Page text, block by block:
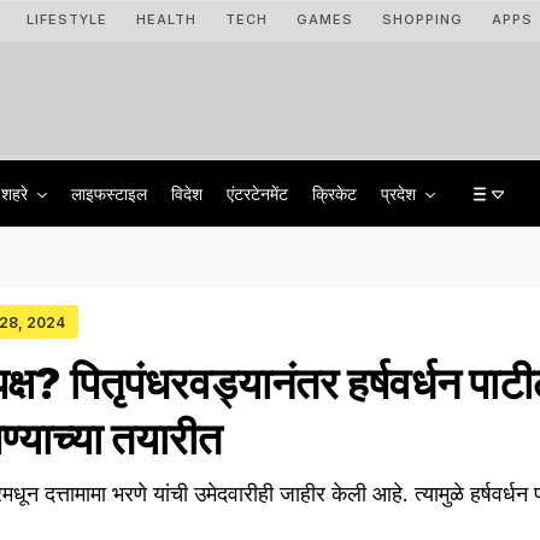
LIFESTYLE HEALTH TECH GAMES SHOPPING APPS
शहरे लाइफस्टाइल विदेश एंटरटेनमेंट क्रिकेट प्रदेश
2024
पितृपंधरवड्यानंतर हर्षवर्धन
तयारीत
दत्तामामा भरणे यांची उमेदवारीही जाहीर केली आहे. त्यामुळे हर्षवर्धन